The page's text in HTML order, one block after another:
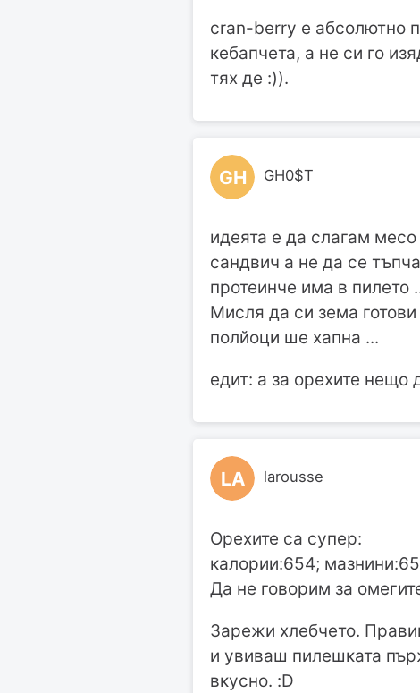
cran-berry е абсолютно
кебапчета, а не си го
тях де :)).
GH GH0$T
идеята е да слагам
сандвич а не да се
протеинче има в пилето
Мисля да си зема
полйоци ше хапна ...
едит: а за орехите нещо
LA larousse
Орехите са супер:
калории:654;
Да не говорим за
Зарежи хлебчето.
и увиваш пилешката
вкусно. :D